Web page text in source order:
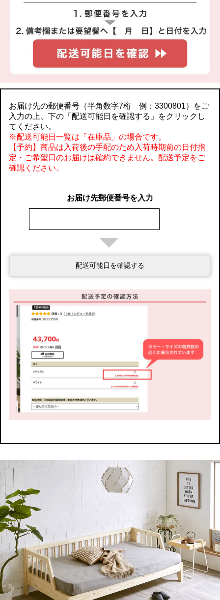
お届け先の郵便番号（半角数字7桁 例：3300801）をご
入力の上、下の「配送可能日を確認する」をクリックし
てください。
※配送可能日一覧は「在庫品」の場合です。
【予約】商品は入荷後の手配のため入荷時期前の日付指
定・ご希望日のお届けは確約できません。配送予定をご
確認ください。
お届け先郵便番号を入力
配送可能日を確認する